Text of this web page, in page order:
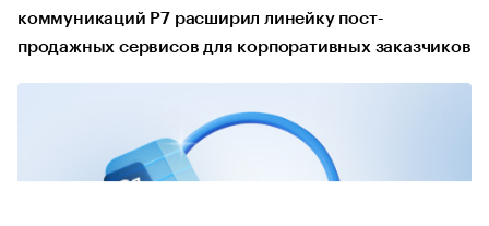
коммуникаций Р7 расширил линейку пост-
продажных сервисов для корпоративных заказчиков